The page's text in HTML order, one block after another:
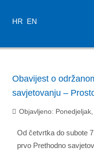
HR EN
Obavijest o
savjetovanju –
Objavljeno:
Od četvrtka do subote
prvo Prethodno